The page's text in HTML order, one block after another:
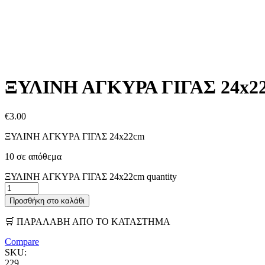
ΞΥΛΙΝΗ ΑΓΚΥΡΑ ΓΙΓΑΣ
€3.00
ΞΥΛΙΝΗ ΑΓΚΥΡΑ ΓΙΓΑΣ 24x22cm
10 σε απόθεμα
ΞΥΛΙΝΗ ΑΓΚΥΡΑ ΓΙΓΑΣ 24x22cm quantity
Προσθήκη στο καλάθι
🛒 ΠΑΡΑΛΑΒΗ ΑΠΟ ΤΟ ΚΑΤΑΣΤΗΜΑ
Compare
SKU:
229